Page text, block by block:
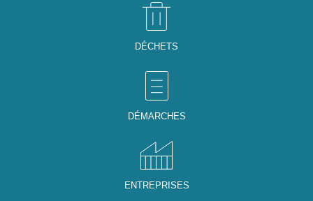
DÉCHETS
DÉMARCHES
ENTREPRISES